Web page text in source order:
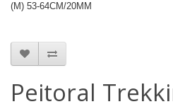
(M) 53-64CM/20MM
Peitoral